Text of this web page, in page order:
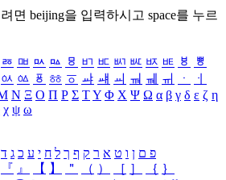
면 beijing을 입력하시고 space를 누르
ㅭ ㅮ ㅯ ㅰ ㅱ ㅲ ㅳ ㅴ ㅵ ㅶ ㅷ ㅸ
ㅹ
ㆂ ㆃ ㆄ ㆅ ㆆ ㆇ ㆈ ㆉ ㆊ ㆋ ㆌ ㆍ
ㆎ
Ν Ξ Ο Π Ρ Σ ΤΥ Φ Χ Ψ Ω α β γ δ ε ζ η
χ ψ ω
פ ם ן ו ט א ר ק ף ך ל ח י ע כ ג ד
『 』 【 】 ＂ （ ） ［ ］ ｛ ｝